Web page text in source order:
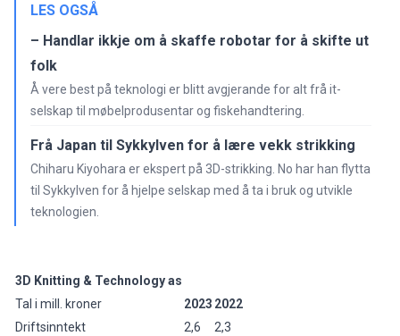
LES OGSÅ
– Handlar ikkje om å skaffe robotar for å skifte ut
folk
Å vere best på teknologi er blitt avgjerande for alt frå it-
selskap til møbelprodusentar og fiskehandtering.
Frå Japan til Sykkylven for å lære vekk strikking
Chiharu Kiyohara er ekspert på 3D-strikking. No har han flytta
til Sykkylven for å hjelpe selskap med å ta i bruk og utvikle
teknologien.
3D Knitting & Technology as
Tal i mill. kroner
2023 2022
Driftsinntekt
2,6
2,3